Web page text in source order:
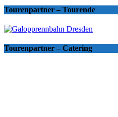
Tourenpartner – Tourende
Tourenpartner – Catering